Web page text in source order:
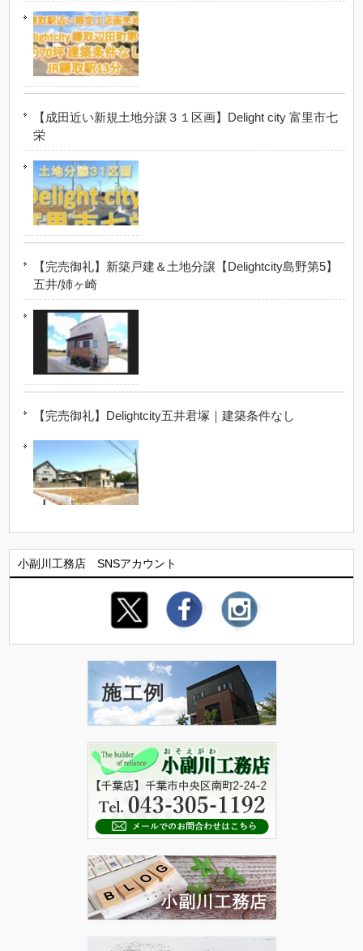
【成田近い新規土地分譲３１区画】Delight city 富里市七
栄
【完売御礼】新築戸建＆土地分譲【Delightcity島野第5】
五井/姉ヶ崎
【完売御礼】Delightcity五井君塚｜建築条件なし
小副川工務店 SNSアカウント